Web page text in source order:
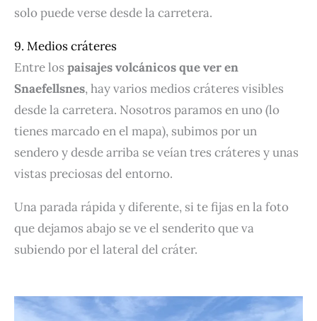
solo puede verse desde la carretera.
9. Medios cráteres
Entre los paisajes volcánicos que ver en
Snaefellsnes, hay varios medios cráteres visibles
desde la carretera. Nosotros paramos en uno (lo
tienes marcado en el mapa), subimos por un
sendero y desde arriba se veían tres cráteres y unas
vistas preciosas del entorno.
Una parada rápida y diferente, si te fijas en la foto
que dejamos abajo se ve el senderito que va
subiendo por el lateral del cráter.